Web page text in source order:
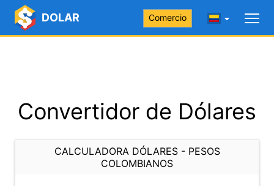
DOLAR Comercio
Convertidor de Dólares
CALCULADORA DÓLARES - PESOS
COLOMBIANOS